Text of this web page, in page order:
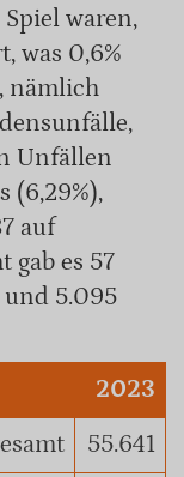
waren,
was 0,6%
nämlich
Unfällen
(6,29%),
auf
gab es 57
und 5.095
2023
55.641